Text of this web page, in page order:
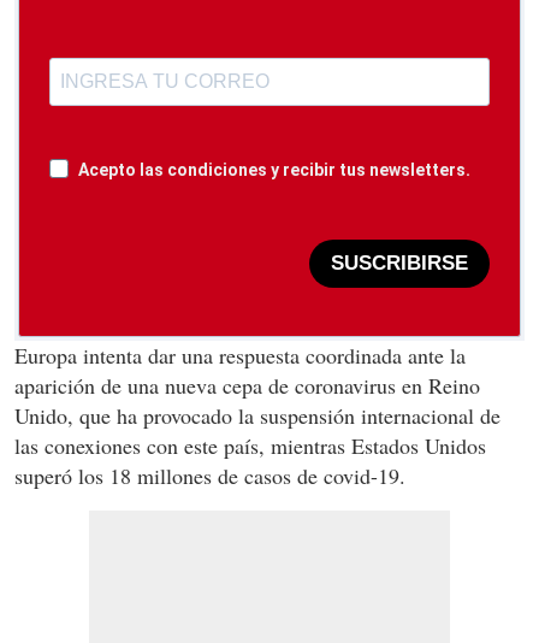
Acepto las condiciones y recibir tus newsletters.
SUSCRIBIRSE
Europa intenta dar una respuesta coordinada ante la
aparición de una nueva cepa de coronavirus en Reino
Unido, que ha provocado la suspensión internacional de
las conexiones con este país, mientras Estados Unidos
superó los 18 millones de casos de covid-19.